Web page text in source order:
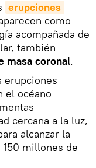
erupciones
como
acompañada de
también
masa coronal.
erupciones
el océano
cercana a la luz,
alcanzar la
millones de